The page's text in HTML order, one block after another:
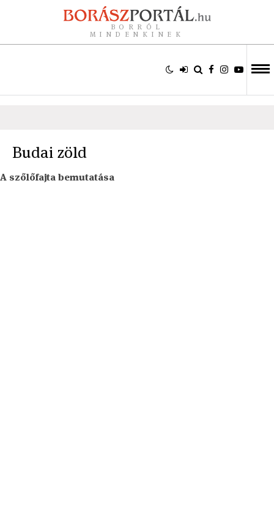
BORRÓL
MINDENKINEK
Budai zöld
A szőlőfajta bemutatása